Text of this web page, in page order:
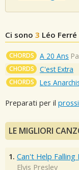
Ci sono 3 Léo Ferré
CHORDS A 20 Ans
CHORDS C'est Extra
CHORDS Les
Preparati per il
LE MIGLIORI
1. Can't Help Falling
Elvis Presley